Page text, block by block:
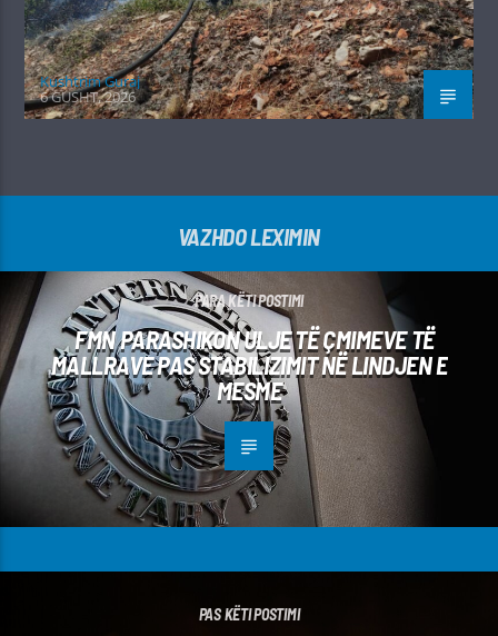
Kushtrim Guraj
6 GUSHT, 2026
VAZHDO LEXIMIN
PARA KËTI POSTIMI
FMN PARASHIKON ULJE TË ÇMIMEVE TË
MALLRAVE PAS STABILIZIMIT NË LINDJEN E
MESME
PAS KËTI POSTIMI